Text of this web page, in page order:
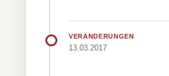
VERÄNDERUNGEN
13.03.2017